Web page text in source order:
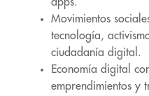
Movimientos
tecnología,
ciudadanía digital.
Economía digital
emprendimientos y